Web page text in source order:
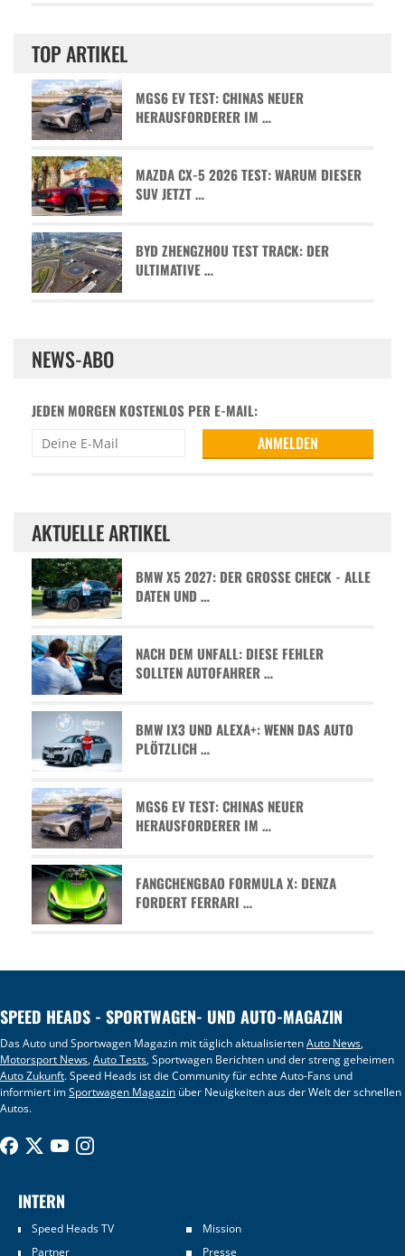
TOP ARTIKEL
MGS6 EV TEST: CHINAS NEUER
HERAUSFORDERER IM …
MAZDA CX-5 2026 TEST: WARUM DIESER
SUV JETZT …
BYD ZHENGZHOU TEST TRACK: DER
ULTIMATIVE …
NEWS-ABO
JEDEN MORGEN KOSTENLOS PER E-MAIL:
AKTUELLE ARTIKEL
BMW X5 2027: DER GROSSE CHECK - ALLE D
ATEN UND …
NACH DEM UNFALL: DIESE FEHLER
SOLLTEN AUTOFAHRER …
BMW IX3 UND ALEXA+: WENN DAS AUTO
PLÖTZLICH …
MGS6 EV TEST: CHINAS NEUER
HERAUSFORDERER IM …
FANGCHENGBAO FORMULA X: DENZA
FORDERT FERRARI …
SPEED HEADS - SPORTWAGEN- UND AUTO-MAGAZIN
Das Auto und Sportwagen Magazin mit täglich aktualisiertenAuto News,
Motorsport News,Auto Tests, Sportwagen Berichten und der streng geheimen
Auto Zukunft. Speed Heads ist die Community für echte Auto-Fans und
informiert imSportwagen Magazin über Neuigkeiten aus der Welt der schnellen
Autos.
INTERN
Speed Heads TV
Mission
Partner
Presse